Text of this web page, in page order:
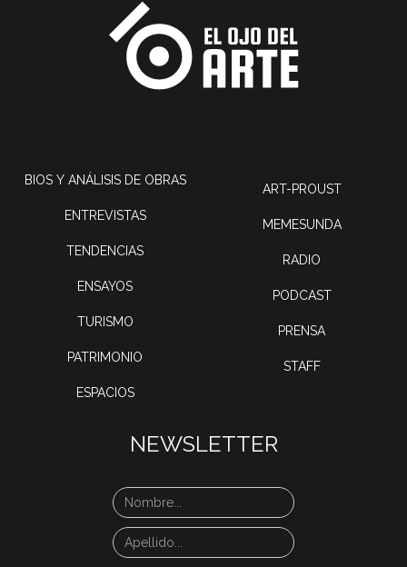
BIOS Y ANÁLISIS DE OBRAS
ENTREVISTAS
TENDENCIAS
ENSAYOS
TURISMO
PATRIMONIO
ESPACIOS
ART-PROUST
MEMESUNDA
RADIO
PODCAST
PRENSA
STAFF
NEWSLETTER